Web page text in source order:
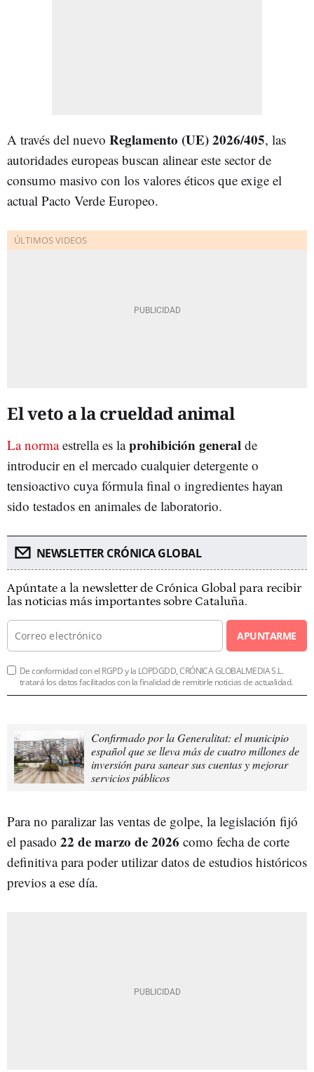
A través del nuevo Reglamento (UE) 2026/405, las
autoridades europeas buscan alinear este sector de
consumo masivo con los valores éticos que exige el
actual Pacto Verde Europeo.
El veto a la crueldad animal
La normaestrella es laprohibición general de
introducir en el mercado cualquier detergente o
tensioactivo cuya fórmula final o ingredientes hayan
sido testados en animales de laboratorio.
NEWSLETTER CRÓNICA GLOBAL
Apúntate a la newsletter de Crónica Global para recibir
las noticias más importantes sobre Cataluña.
APUNTARME
De conformidad con el RGPD y la LOPDGDD, CRÓNICA GLOBALMEDIA S.L.
tratará los datos facilitados con la finalidad de remitirle noticias de actualidad.
Confirmado por la Generalitat: el municipio
español que se lleva más de cuatro millones de
inversión para sanear sus cuentas y mejorar
servicios públicos
Para no paralizar las ventas de golpe, la legislación fijó
el pasado 22 de marzo de 2026 como fecha de corte
definitiva para poder utilizar datos de estudios históricos
previos a ese día.